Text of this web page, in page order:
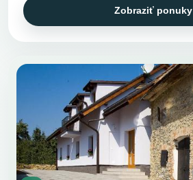
Zobraziť ponuky